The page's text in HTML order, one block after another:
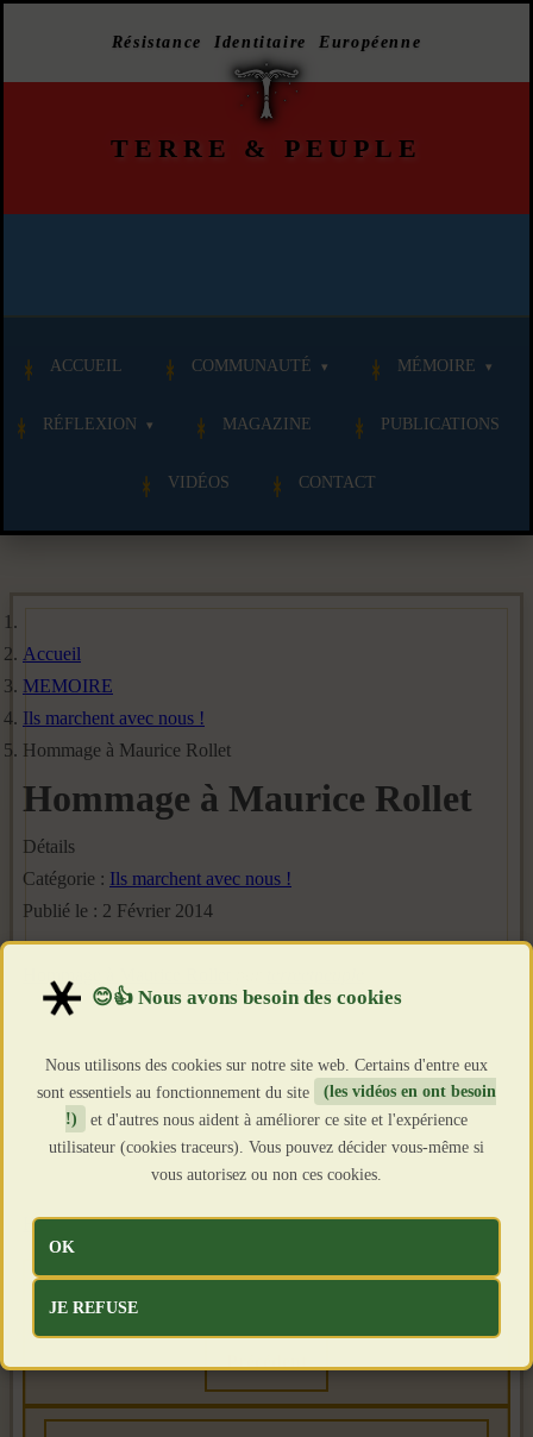
Résistance Identitaire Européenne
TERRE & PEUPLE
ACCUEIL COMMUNAUTÉ MÉMOIRE
RÉFLEXION MAGAZINE PUBLICATIONS
VIDÉOS CONTACT
Accueil
MEMOIRE
Ils marchent avec nous !
Hommage à Maurice Rollet
Hommage à Maurice Rollet
Détails
Catégorie : Ils marchent avec nous !
Publié le : 2 Février 2014
Hommage à Maurice Rollet parterreetpeuple
Article précédent : Yves Lorho
Nous utilisons des cookies sur notre site web. Certains d'entre eux
sont essentiels au fonctionnement du site
(les vidéos en ont besoin
!)
et d'autres nous aident à améliorer ce site et l'expérience
utilisateur (cookies traceurs). Vous pouvez décider vous-même si
vous autorisez ou non ces cookies.
OK
JE REFUSE